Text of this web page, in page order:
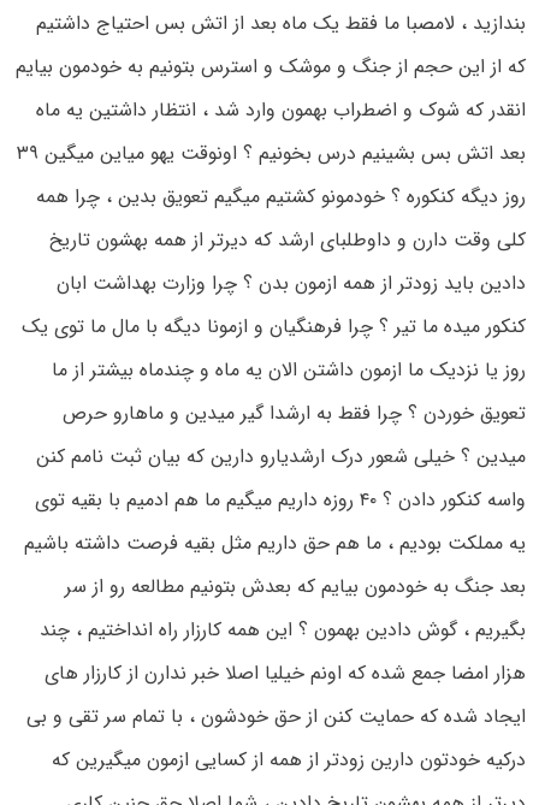
بندازید ، لامصبا ما فقط یک ماه بعد از اتش بس احتیاج داشتیم
که از این حجم از جنگ و موشک و استرس بتونیم به خودمون بیایم
انقدر که شوک و اضطراب بهمون وارد شد ، انتظار داشتین یه ماه
بعد اتش بس بشینیم درس بخونیم ؟ اونوقت یهو میاین میگین ۳۹
روز دیگه کنکوره ؟ خودمونو کشتیم میگیم تعویق بدین ، چرا همه
کلی وقت دارن و داوطلبای ارشد که دیرتر از همه بهشون تاریخ
دادین باید زودتر از همه ازمون بدن ؟ چرا وزارت بهداشت ابان
کنکور میده ما تیر ؟ چرا فرهنگیان و ازمونا دیگه با مال ما توی یک
روز یا نزدیک ما ازمون داشتن الان یه ماه و چندماه بیشتر از ما
تعویق خوردن ؟ چرا فقط به ارشدا گیر میدین و ماهارو حرص
میدین ؟ خیلی شعور درک ارشدیارو دارین که بیان ثبت نامم کنن
واسه کنکور دادن ؟ ۴۰ روزه داریم میگیم ما هم ادمیم با بقیه توی
یه مملکت بودیم ، ما هم حق داریم مثل بقیه فرصت داشته باشیم
بعد جنگ به خودمون بیایم که بعدش بتونیم مطالعه رو از سر
بگیریم ، گوش دادین بهمون ؟ این همه کارزار راه انداختیم ، چند
هزار امضا جمع شده که اونم خیلیا اصلا خبر ندارن از کارزار های
ایجاد شده که حمایت کنن از حق خودشون ، با تمام سر تقی و بی
درکیه خودتون دارین زودتر از همه از کسایی ازمون میگیرین که